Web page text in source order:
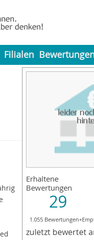
Filialen
Erhaltene
Bewertungen
29
1.055
zuletzt bewertet